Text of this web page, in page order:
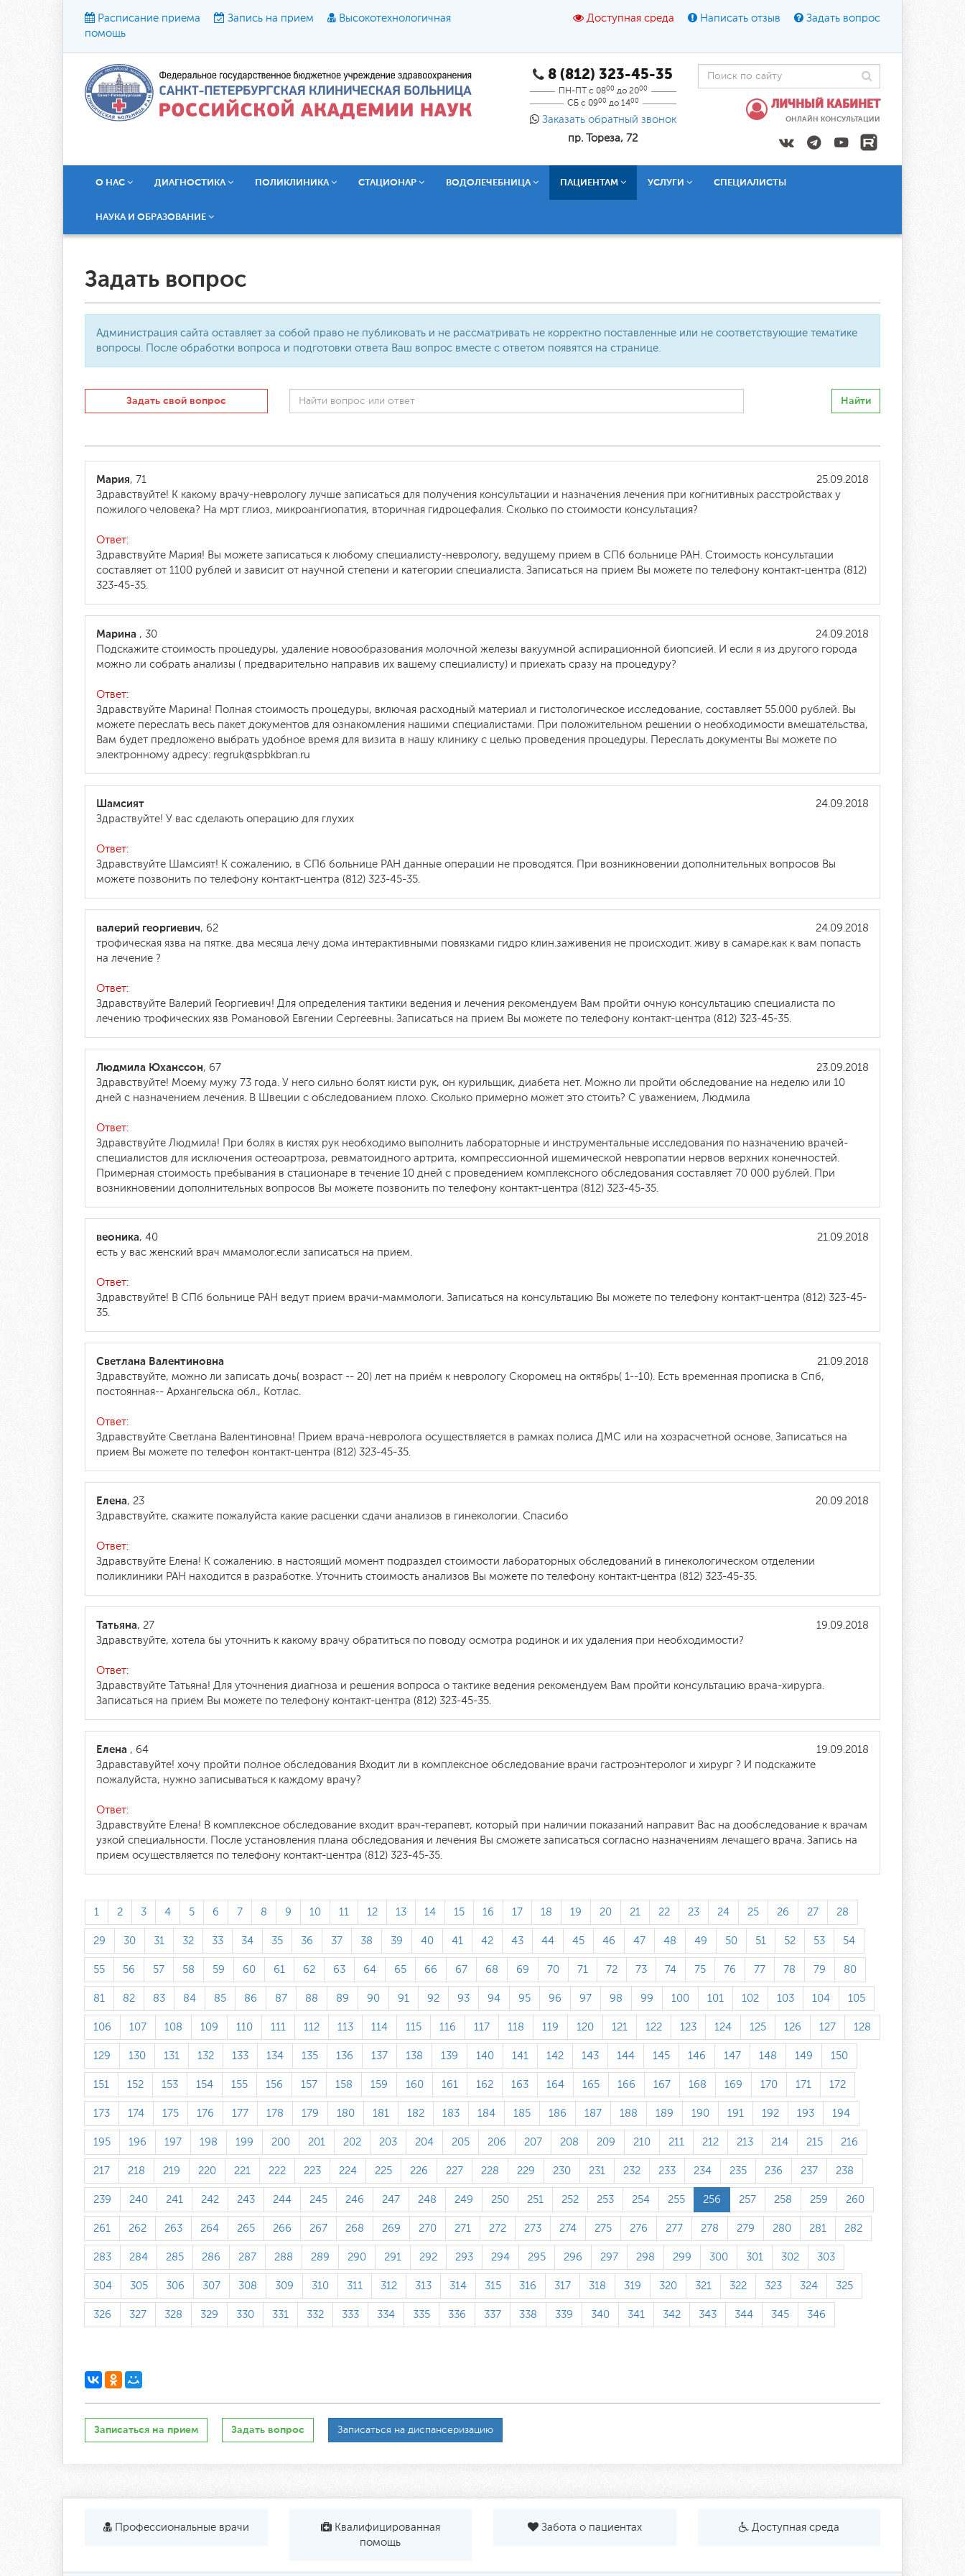
Расписание приема Запись на прием
Высокотехнологичная
помощь
Доступная среда Написать отзыв Задать вопрос
Размер шрифта: A A A
Текст: Кириллица Брайль Звук
8 (812) 323-45-35
ПН-ПТ с 0800 до 2000
СБ с 0900 до 1400
Заказать обратный звонок
пр. Тореза, 72
ЛИЧНЫЙ КАБИНЕТ
ОНЛАЙН КОНСУЛЬТАЦИИ
О НАС ДИАГНОСТИКА ПОЛИКЛИНИКА СТАЦИОНАР ВОДОЛЕЧЕБНИЦА ПАЦИЕНТАМ УСЛУГИ СПЕЦИАЛИСТЫ
НАУКА И ОБРАЗОВАНИЕ
Задать вопрос
Администрация сайта оставляет за собой право не публиковать и не рассматривать не корректно поставленные или не соответствующие тематике
вопросы. После обработки вопроса и подготовки ответа Ваш вопрос вместе с ответом появятся на странице.
Задать свой вопрос Найти
25.09.2018
Мария, 71
Здравствуйте! К какому врачу-неврологу лучше записаться для получения консультации и назначения лечения при когнитивных расстройствах у
пожилого человека? На мрт глиоз, микроангиопатия, вторичная гидроцефалия. Сколько по стоимости консультация?
Ответ:
Здравствуйте Мария! Вы можете записаться к любому специалисту-неврологу, ведущему прием в СПб больнице РАН. Стоимость консультации
составляет от 1100 рублей и зависит от научной степени и категории специалиста. Записаться на прием Вы можете по телефону контакт-центра (812)
323-45-35.
24.09.2018
Марина , 30
Подскажите стоимость процедуры, удаление новообразования молочной железы вакуумной аспирационной биопсией. И если я из другого города
можно ли собрать анализы ( предварительно направив их вашему специалисту) и приехать сразу на процедуру?
Ответ:
Здравствуйте Марина! Полная стоимость процедуры, включая расходный материал и гистологическое исследование, составляет 55.000 рублей. Вы
можете переслать весь пакет документов для ознакомления нашими специалистами. При положительном решении о необходимости вмешательства,
Вам будет предложено выбрать удобное время для визита в нашу клинику с целью проведения процедуры. Переслать документы Вы можете по
электронному адресу: regruk@spbkbran.ru
24.09.2018
Шамсият
Здраствуйте! У вас сделають операцию для глухих
Ответ:
Здравствуйте Шамсият! К сожалению, в СПб больнице РАН данные операции не проводятся. При возникновении дополнительных вопросов Вы
можете позвонить по телефону контакт-центра (812) 323-45-35.
24.09.2018
валерий георгиевич, 62
трофическая язва на пятке. два месяца лечу дома интерактивными повязками гидро клин.заживения не происходит. живу в самаре.как к вам попасть
на лечение ?
Ответ:
Здравствуйте Валерий Георгиевич! Для определения тактики ведения и лечения рекомендуем Вам пройти очную консультацию специалиста по
лечению трофических язв Романовой Евгении Сергеевны. Записаться на прием Вы можете по телефону контакт-центра (812) 323-45-35.
23.09.2018
Людмила Юханссон, 67
Здравствуйте! Моему мужу 73 года. У него сильно болят кисти рук, он курильщик, диабета нет. Можно ли пройти обследование на неделю или 10
дней с назначением лечения. В Швеции с обследованием плохо. Сколько примерно может это стоить? С уважением, Людмила
Ответ:
Здравствуйте Людмила! При болях в кистях рук необходимо выполнить лабораторные и инструментальные исследования по назначению врачей-
специалистов для исключения остеоартроза, ревматоидного артрита, компрессионной ишемической невропатии нервов верхних конечностей.
Примерная стоимость пребывания в стационаре в течение 10 дней с проведением комплексного обследования составляет 70 000 рублей. При
возникновении дополнительных вопросов Вы можете позвонить по телефону контакт-центра (812) 323-45-35.
21.09.2018
веоника, 40
есть у вас женский врач ммамолог.если записаться на прием.
Ответ:
Здравствуйте! В СПб больнице РАН ведут прием врачи-маммологи. Записаться на консультацию Вы можете по телефону контакт-центра (812) 323-45-
35.
21.09.2018
Светлана Валентиновна
Здравствуйте, можно ли записать дочь( возраст -- 20) лет на приём к неврологу Скоромец на октябрь( 1--10). Есть временная прописка в Спб,
постоянная-- Архангельска обл., Котлас.
Ответ:
Здравствуйте Светлана Валентиновна! Прием врача-невролога осуществляется в рамках полиса ДМС или на хозрасчетной основе. Записаться на
прием Вы можете по телефон контакт-центра (812) 323-45-35.
20.09.2018
Елена, 23
Здравствуйте, скажите пожалуйста какие расценки сдачи анализов в гинекологии. Спасибо
Ответ:
Здравствуйте Елена! К сожалению. в настоящий момент подраздел стоимости лабораторных обследований в гинекологическом отделении
поликлиники РАН находится в разработке. Уточнить стоимость анализов Вы можете по телефону контакт-центра (812) 323-45-35.
19.09.2018
Татьяна, 27
Здравствуйте, хотела бы уточнить к какому врачу обратиться по поводу осмотра родинок и их удаления при необходимости?
Ответ:
Здравствуйте Татьяна! Для уточнения диагноза и решения вопроса о тактике ведения рекомендуем Вам пройти консультацию врача-хирурга.
Записаться на прием Вы можете по телефону контакт-центра (812) 323-45-35.
19.09.2018
Елена , 64
Здравставуйте! хочу пройти полное обследования Входит ли в комплексное обследование врачи гастроэнтеролог и хирург ? И подскажите
пожалуйста, нужно записываться к каждому врачу?
Ответ:
Здравствуйте Елена! В комплексное обследование входит врач-терапевт, который при наличии показаний направит Вас на дообследование к врачам
узкой специальности. После установления плана обследования и лечения Вы сможете записаться согласно назначениям лечащего врача. Запись на
прием осуществляется по телефону контакт-центра (812) 323-45-35.
1 2 3 4 5 6 7 8 9 10 11 12 13 14 15 16 17 18 19 20 21 22 23 24 25 26 27 28
29 30 31 32 33 34 35 36 37 38 39 40 41 42 43 44 45 46 47 48 49 50 51 52 53 54
55 56 57 58 59 60 61 62 63 64 65 66 67 68 69 70 71 72 73 74 75 76 77 78 79 80
81 82 83 84 85 86 87 88 89 90 91 92 93 94 95 96 97 98 99 100 101 102 103 104 105
106 107 108 109 110 111 112 113 114 115 116 117 118 119 120 121 122 123 124 125 126 127 128
129 130 131 132 133 134 135 136 137 138 139 140 141 142 143 144 145 146 147 148 149 150
151 152 153 154 155 156 157 158 159 160 161 162 163 164 165 166 167 168 169 170 171 172
173 174 175 176 177 178 179 180 181 182 183 184 185 186 187 188 189 190 191 192 193 194
195 196 197 198 199 200 201 202 203 204 205 206 207 208 209 210 211 212 213 214 215 216
217 218 219 220 221 222 223 224 225 226 227 228 229 230 231 232 233 234 235 236 237 238
239 240 241 242 243 244 245 246 247 248 249 250 251 252 253 254 255 256 257 258 259 260
261 262 263 264 265 266 267 268 269 270 271 272 273 274 275 276 277 278 279 280 281 282
283 284 285 286 287 288 289 290 291 292 293 294 295 296 297 298 299 300 301 302 303
304 305 306 307 308 309 310 311 312 313 314 315 316 317 318 319 320 321 322 323 324 325
326 327 328 329 330 331 332 333 334 335 336 337 338 339 340 341 342 343 344 345 346
Записаться на прием Задать вопрос Записаться на диспансеризацию
Профессиональные врачи
Квалифицированная
помощь
Забота о пациентах Доступная среда